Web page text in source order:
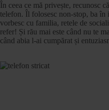
În ceea ce mă privește, recunosc
telefon. Îl folosesc non-stop, ba în
vorbesc cu familia, retele de
refer! Și rău mai este când nu te
când abia l-ai cumpărat și